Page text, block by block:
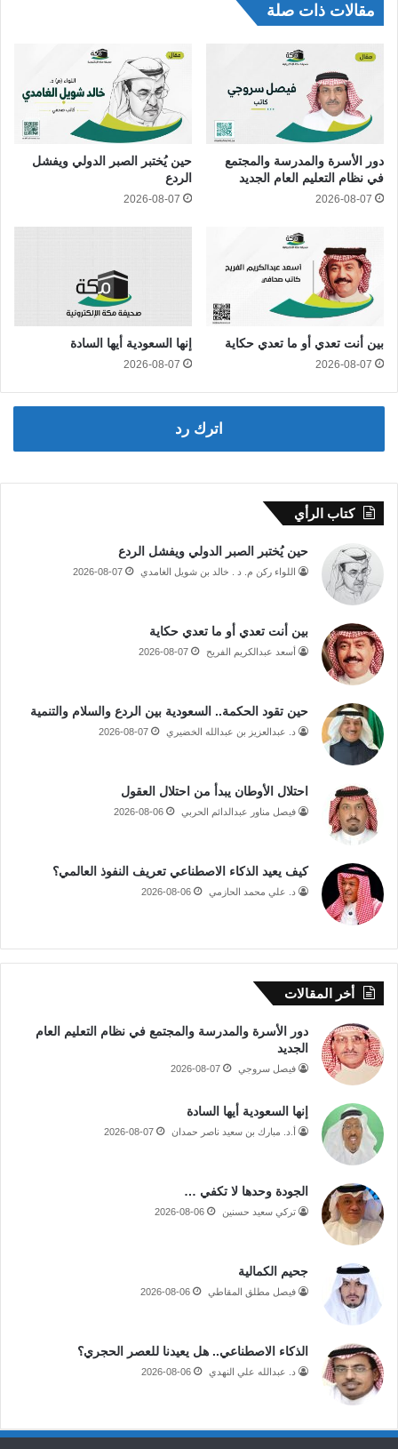
مقالات ذات صلة
دور الأسرة والمدرسة والمجتمع
في نظام التعليم العام الجديد
2026-08-07
حين يُختبر الصبر الدولي ويفشل
الردع
2026-08-07
بين أنت تعدي أو ما تعدي حكاية
2026-08-07
إنها السعودية أيها السادة
2026-08-07
اترك رد
كتاب الرأي
حين يُختبر الصبر الدولي ويفشل الردع
اللواء ركن م. د . خالد بن شويل الغامدي 2026-08-07
بين أنت تعدي أو ما تعدي حكاية
أسعد عبدالكريم الفريح 2026-08-07
حين تقود الحكمة.. السعودية بين الردع والسلام والتنمية
د. عبدالعزيز بن عبدالله الخضيري 2026-08-07
احتلال الأوطان يبدأ من احتلال العقول
فيصل مناور عبدالدائم الحربي 2026-08-06
كيف يعيد الذكاء الاصطناعي تعريف النفوذ العالمي؟
د. علي محمد الحازمي 2026-08-06
أخر المقالات
دور الأسرة والمدرسة والمجتمع في نظام التعليم العام
الجديد
فيصل سروجي 2026-08-07
إنها السعودية أيها السادة
أ.د. مبارك بن سعيد ناصر حمدان 2026-08-07
الجودة وحدها لا تكفي …
تركي سعيد حسنين 2026-08-06
جحيم الكمالية
فيصل مطلق المقاطي 2026-08-06
الذكاء الاصطناعي.. هل يعيدنا للعصر الحجري؟
د. عبدالله علي النهدي 2026-08-06